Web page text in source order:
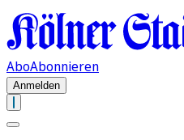
AboAbonnieren
Anmelden